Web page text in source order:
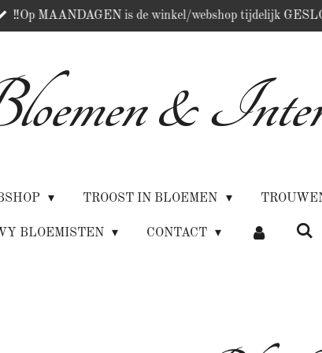
‼️Op MAANDAGEN is de winkel/webshop tijdelijk
&
TROOST IN BLOEMEN
BLOEMISTEN CONTACT